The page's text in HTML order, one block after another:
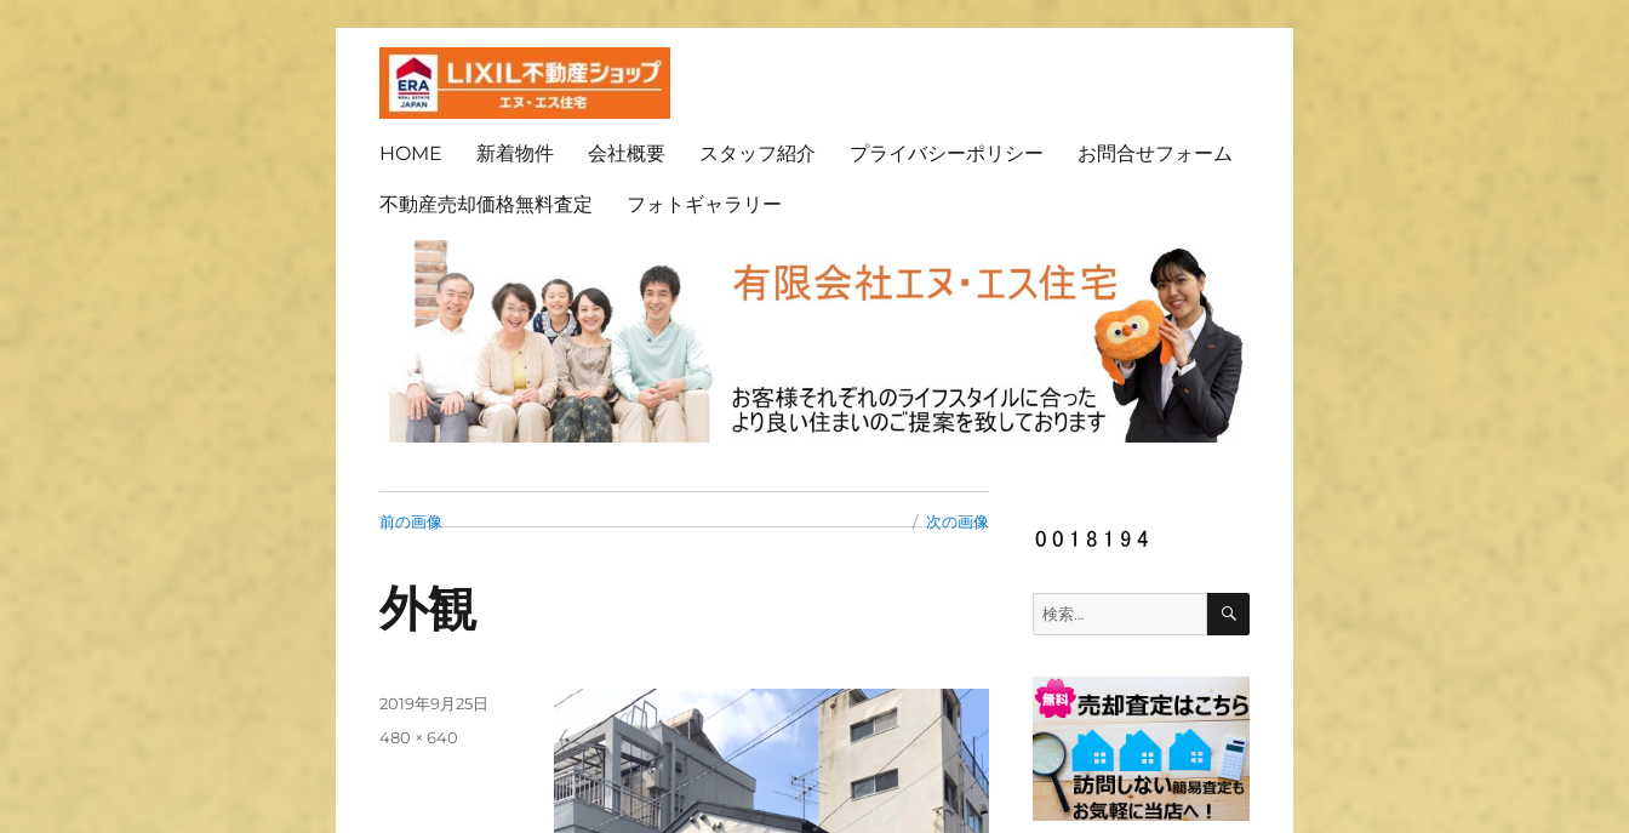
長崎の不動産はエヌ・エス住宅で！！
HOME 新着物件 会社概要 スタッフ紹介 プライバシーポリシー お問合せフォーム
不動産売却価格無料査定 フォトギャラリー
前の画像 次の画像
外観
2019年9月25日
480 × 640